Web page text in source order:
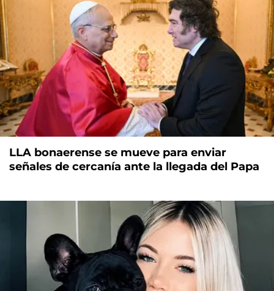
LLA bonaerense se mueve para enviar
señales de cercanía ante la llegada del Papa